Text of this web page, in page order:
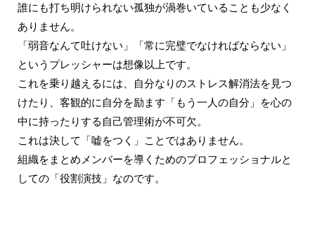
誰にも打ち明けられない孤独が渦巻いていることも少なく
ありません。
「弱音なんて吐けない」「常に完璧でなければならない」
というプレッシャーは想像以上です。
これを乗り越えるには、自分なりのストレス解消法を見つ
けたり、客観的に自分を励ます「もう一人の自分」を心の
中に持ったりする自己管理術が不可欠。
これは決して「嘘をつく」ことではありません。
組織をまとめメンバーを導くためのプロフェッショナルと
しての「役割演技」なのです。